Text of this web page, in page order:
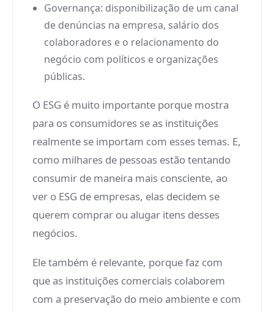
Governança: disponibilização de um canal
de denúncias na empresa, salário dos
colaboradores e o relacionamento do
negócio com políticos e organizações
públicas.
O ESG é muito importante porque mostra
para os consumidores se as instituições
realmente se importam com esses temas. E,
como milhares de pessoas estão tentando
consumir de maneira mais consciente, ao
ver o ESG de empresas, elas decidem se
querem comprar ou alugar itens desses
negócios.
Ele também é relevante, porque faz com
que as instituições comerciais colaborem
com a preservação do meio ambiente e com